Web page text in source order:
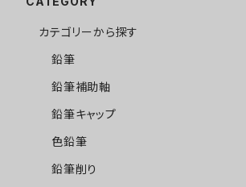
カテゴリーから探す
鉛筆
鉛筆補助軸
鉛筆キャップ
色鉛筆
鉛筆削り